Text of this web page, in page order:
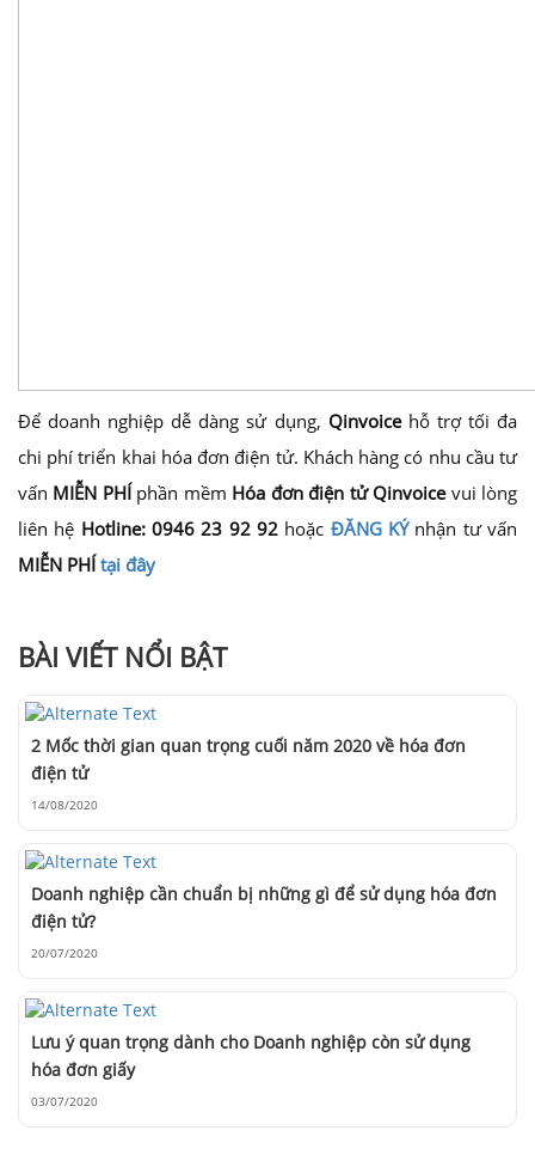
Để doanh nghiệp dễ dàng sử dụng, Qinvoicehỗ trợ tối đa
chi phí triển khai hóa đơn điện tử. Khách hàng có nhu cầu tư
vấn MIỄN PHÍphần mềm Hóa đơn điện tử Qinvoicevui lòng
liên hệ Hotline: 0946 23 92 92 hoặc ĐĂNG KÝnhận tư vấn
MIỄN PHÍ tại đây
BÀI VIẾT NỔI BẬT
2 Mốc thời gian quan trọng cuối năm 2020 về hóa đơn
điện tử
14/08/2020
Doanh nghiệp cần chuẩn bị những gì để sử dụng hóa đơn
điện tử?
20/07/2020
Lưu ý quan trọng dành cho Doanh nghiệp còn sử dụng
hóa đơn giấy
03/07/2020